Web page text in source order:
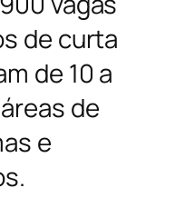
de curta
de 10 a
de
e